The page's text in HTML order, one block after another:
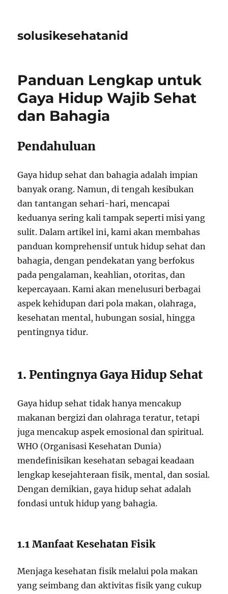
solusikesehatanid
Panduan Lengkap untuk
Gaya Hidup Wajib Sehat
dan Bahagia
Pendahuluan
Gaya hidup sehat dan bahagia adalah impian
banyak orang. Namun, di tengah kesibukan
dan tantangan sehari-hari, mencapai
keduanya sering kali tampak seperti misi yang
sulit. Dalam artikel ini, kami akan membahas
panduan komprehensif untuk hidup sehat dan
bahagia, dengan pendekatan yang berfokus
pada pengalaman, keahlian, otoritas, dan
kepercayaan. Kami akan menelusuri berbagai
aspek kehidupan dari pola makan, olahraga,
kesehatan mental, hubungan sosial, hingga
pentingnya tidur.
1. Pentingnya Gaya Hidup Sehat
Gaya hidup sehat tidak hanya mencakup
makanan bergizi dan olahraga teratur, tetapi
juga mencakup aspek emosional dan spiritual.
WHO (Organisasi Kesehatan Dunia)
mendefinisikan kesehatan sebagai keadaan
lengkap kesejahteraan fisik, mental, dan sosial.
Dengan demikian, gaya hidup sehat adalah
fondasi untuk hidup yang bahagia.
1.1 Manfaat Kesehatan Fisik
Menjaga kesehatan fisik melalui pola makan
yang seimbang dan aktivitas fisik yang cukup